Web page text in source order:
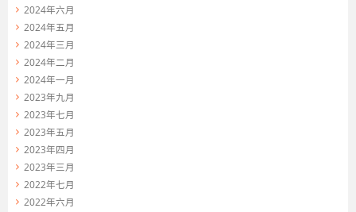
2024年六月
2024年五月
2024年三月
2024年二月
2024年一月
2023年九月
2023年七月
2023年五月
2023年四月
2023年三月
2022年七月
2022年六月